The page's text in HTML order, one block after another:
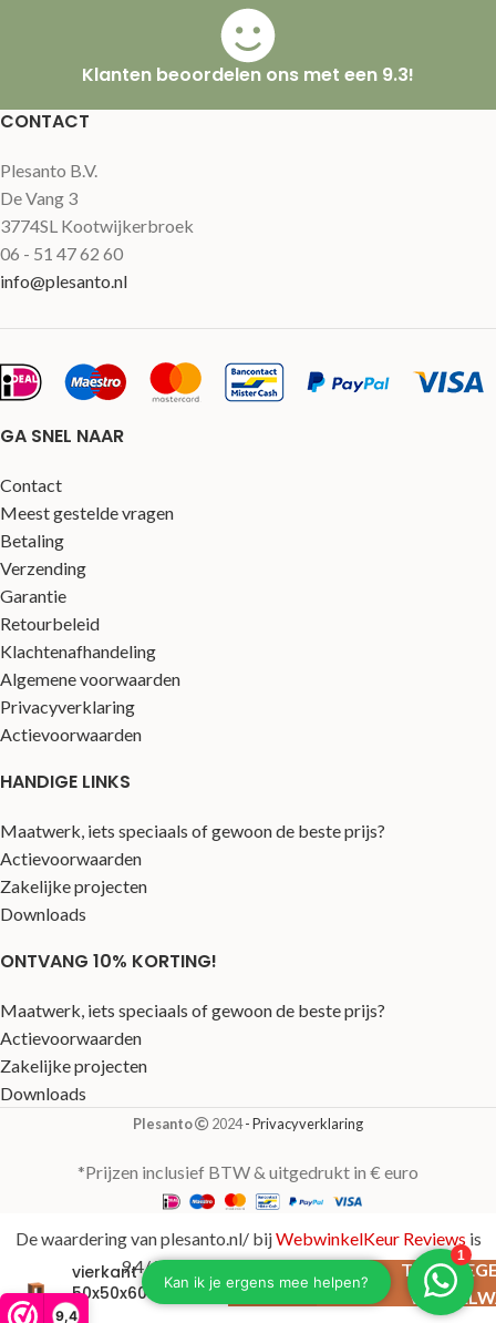
9,4
Klanten beoordelen ons met een 9.3!
CONTACT
Plesanto B.V.
De Vang 3
3774SL Kootwijkerbroek
06 - 51 47 62 60
info@plesanto.nl
GA SNEL NAAR
Contact
Meest gestelde vragen
Betaling
Verzending
Garantie
Retourbeleid
Klachtenafhandeling
Algemene voorwaarden
Privacyverklaring
Actievoorwaarden
HANDIGE LINKS
Maatwerk, iets speciaals of gewoon de beste prijs?
Actievoorwaarden
Zakelijke projecten
Downloads
ONTVANG 10% KORTING!
Maatwerk, iets speciaals of gewoon de beste prijs?
Actievoorwaarden
Zakelijke projecten
Downloads
Plesanto 2024- Privacyverklaring
*Prijzen inclusief BTW & uitgedrukt in € euro
U-Sokkel
vierkant
50x50x60
cm
484,76
De waardering van plesanto.nl/ bijWebwinkelKeur Reviews is
9.4/10 gebaseerd op 123 reviews.